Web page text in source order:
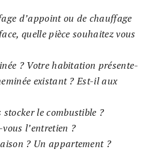
d’appoint ou de chauffage
quelle pièce souhaitez vous
? Votre habitation présente-
existant ? Est-il aux
le combustible ?
l’entretien ?
? Un appartement ?